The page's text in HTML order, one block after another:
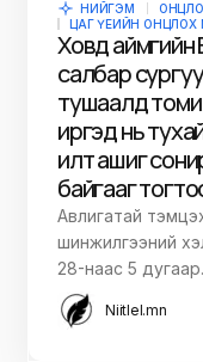
НИЙГЭМ
ЦАГ ҮЕИЙН ОНЦЛОХ
Ховд
салбар
тушаалд
иргэд нь
илт ашиг
байгааг
Авлигатай
шинжилгээний
28-наас 5
Niitlel.mn